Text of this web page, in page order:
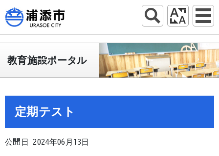
教育施設ポータル
定期テスト
公開日 2024年06月13日